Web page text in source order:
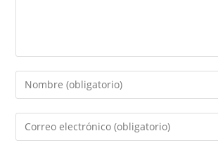
Introducí
tu
nombre
Introducí
tu